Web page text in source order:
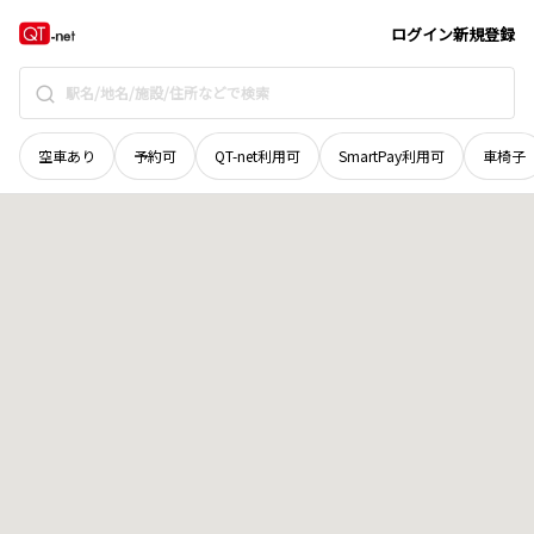
ログイン新規登録
空車あり 予約可 QT-net利用可 SmartPay利用可 車椅子
岡山県